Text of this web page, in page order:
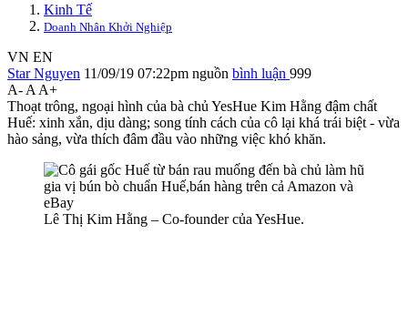
Kinh Tế
Doanh Nhân Khởi Nghiệp
VN EN
Star Nguyen 11/09/19 07:22pm nguồn bình luận 999
A- A A+
Thoạt trông, ngoại hình của bà chủ YesHue Kim Hằng đậm chất
Huế: xinh xắn, dịu dàng; song tính cách của cô lại khá trái biệt - vừa
hào sảng, vừa thích đâm đầu vào những việc khó khăn.
Lê Thị Kim Hằng – Co-founder của YesHue.